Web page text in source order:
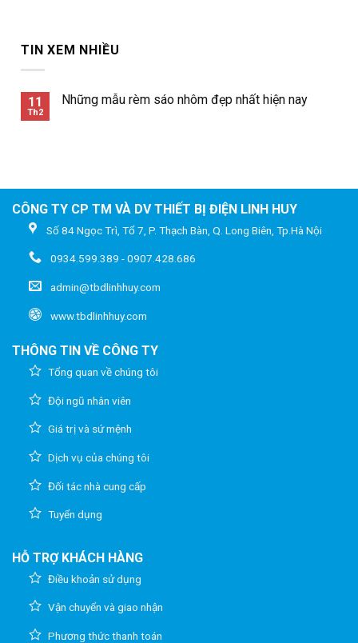
TIN XEM NHIỀU
11
Th2
Những mẫu rèm sáo nhôm đẹp nhất hiện nay
CÔNG TY CP TM VÀ DV THIẾT BỊ ĐIỆN LINH HUY
Số 84 Ngọc Trì, Tổ 7, P. Thạch Bàn, Q. Long Biên, Tp.Hà Nội
0934.599.389 - 0907.428.686
admin@tbdlinhhuy.com
www.tbdlinhhuy.com
THÔNG TIN VỀ CÔNG TY
Tổng quan về chúng tôi
Đội ngũ nhân viên
Giá trị và sứ mệnh
Dịch vụ của chúng tôi
Đối tác nhà cung cấp
Tuyển dụng
HỖ TRỢ KHÁCH HÀNG
Điều khoản sử dụng
Vận chuyển và giao nhận
Phương thức thanh toán